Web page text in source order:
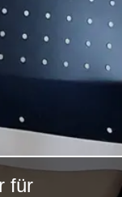
für